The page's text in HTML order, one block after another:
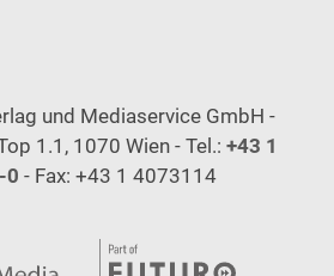
und Mediaservice GmbH -
1.1, 1070 Wien - Tel.: +43 1
0 - Fax: +43 1 4073114